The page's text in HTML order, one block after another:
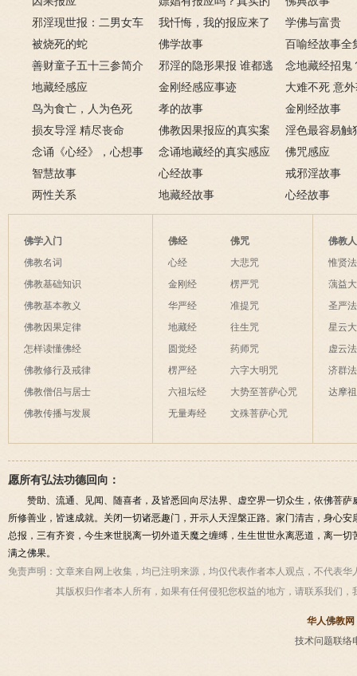
嫖娼报应
邪淫现世报：二男女车
上纵欲酿车祸被烧死
我忏悔，我的报应来了
－淫人妻者，妻淫人
学佛与富贵
被烧死的蛇
佛学故事
百喻经故事全
善财童子五十三参简介
邪淫的隐形果报 谁都逃
不掉
念地藏经招鬼
地藏经的请进
地藏经感应 金刚经感应事迹
大难不死 意
致富的特异功
鸟为食亡，人为色死 孝的故事
金刚经故事
损友导淫 精尽丧命
佛教因果报应的真实案
例
淫色最容易触
淫欲心难清静
念诵《心经》，心想事
成
念诵地藏经的真实感应
六则
佛咒感应
智慧故事
心经故事
戒邪淫故事
两性关系
地藏经故事 心经故事
佛学入门
佛教名词
佛教基础知识
佛教基本教义
佛教因果定律
怎样读懂佛经
佛教修行及戒律
佛教僧侣与居士
佛教传播与发展
佛经
心经
金刚经
华严经
地藏经
圆觉经
楞严经
六祖坛经
无量寿经
佛咒
大悲咒
楞严咒
准提咒
往生咒
药师咒
六字大明咒
大势至菩萨心咒
文殊菩萨心咒
佛教
惟贤
蕅益
圣严
星云
虚云
济群
达摩
愿所有弘法功德回向：
赞助、流通、见闻、随喜者，及皆悉回向尽法界、虚空界一切众生，依佛菩
所修善业，皆速成就。关闭一切诸恶趣门，开示人天涅槃正路。家门清吉，身心
总报，三有齐资，今生来世脱离一切外道天魔之缠缚，生生世世永离恶道，离一
满之佛果。
免责声明： 文章来自网上收集，均已注明来源，均仅代表作者本人观点，不代表
其版权归作者本人所有，如果有任何侵犯您权益的地方，请联系我们，
华人佛教网
技术问题联络